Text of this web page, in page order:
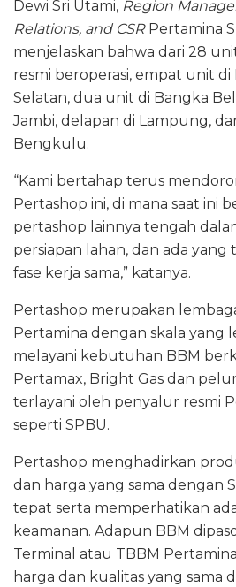
k
Dewi Sri Utami, Region
Relations, and CSR Pertamina
menjelaskan bahwa dari 28
resmi beroperasi, empat unit di
Selatan, dua unit di Bangka
Jambi, delapan di Lampung,
Bengkulu.
“Kami bertahap terus
Pertashop ini, di mana saat ini
pertashop lainnya tengah
persiapan lahan, dan ada yang
fase kerja sama,” katanya.
Pertashop merupakan
Pertamina dengan skala yang
melayani kebutuhan BBM
Pertamax, Bright Gas dan
terlayani oleh penyalur resmi
seperti SPBU.
Pertashop menghadirkan
dan harga yang sama dengan
tepat serta memperhatikan
keamanan. Adapun BBM
Terminal atau TBBM
harga dan kualitas yang sama